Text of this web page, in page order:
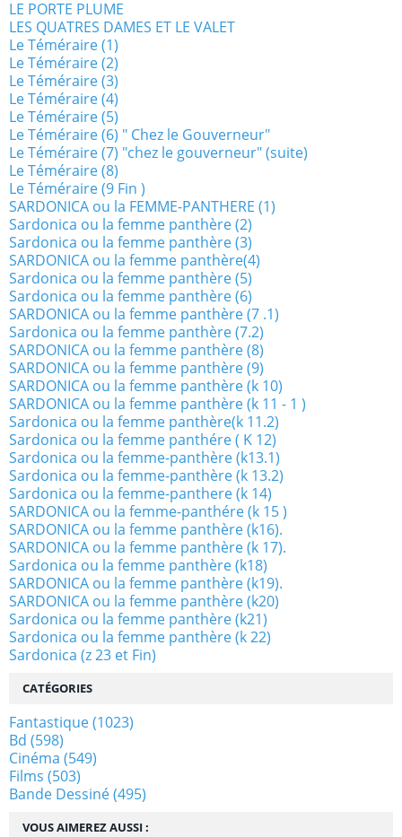
VOUS AIMEREZ AUSSI :
LE PORTE PLUME
LES QUATRES DAMES ET LE VALET
Le Téméraire (1)
Le Téméraire (2)
Le Téméraire (3)
Le Téméraire (4)
Le Téméraire (5)
Le Téméraire (6) " Chez le Gouverneur"
Le Téméraire (7) "chez le gouverneur" (suite)
Le Téméraire (8)
Le Téméraire (9 Fin )
SARDONICA ou la FEMME-PANTHERE (1)
Sardonica ou la femme panthère (2)
Sardonica ou la femme panthère (3)
SARDONICA ou la femme panthère(4)
Sardonica ou la femme panthère (5)
Sardonica ou la femme panthère (6)
SARDONICA ou la femme panthère (7 .1)
Sardonica ou la femme panthère (7.2)
SARDONICA ou la femme panthère (8)
SARDONICA ou la femme panthère (9)
SARDONICA ou la femme panthère (k 10)
SARDONICA ou la femme panthère (k 11 - 1 )
Sardonica ou la femme panthère(k 11.2)
Sardonica ou la femme panthére ( K 12)
Sardonica ou la femme-panthère (k13.1)
Sardonica ou la femme-panthère (k 13.2)
Sardonica ou la femme-panthere (k 14)
SARDONICA ou la femme-panthére (k 15 )
SARDONICA ou la femme panthère (k16).
SARDONICA ou la femme panthère (k 17).
Sardonica ou la femme panthère (k18)
SARDONICA ou la femme panthère (k19).
SARDONICA ou la femme panthère (k20)
Sardonica ou la femme panthère (k21)
Sardonica ou la femme panthère (k 22)
Sardonica (z 23 et Fin)
CATÉGORIES
Fantastique(1023)
Bd (598)
Cinéma (549)
Films (503)
Bande Dessiné(495)